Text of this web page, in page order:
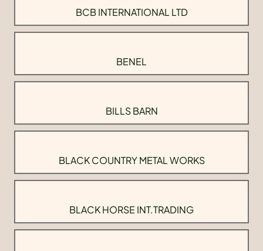
BCB INTERNATIONAL LTD
BENEL
BILLS BARN
BLACK COUNTRY METAL WORKS
BLACK HORSE INT.TRADING